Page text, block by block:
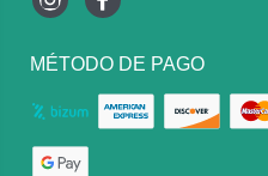
InstagramFacebook
MÉTODO DE PAGO